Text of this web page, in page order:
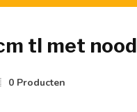
tl met nood
0 Producten